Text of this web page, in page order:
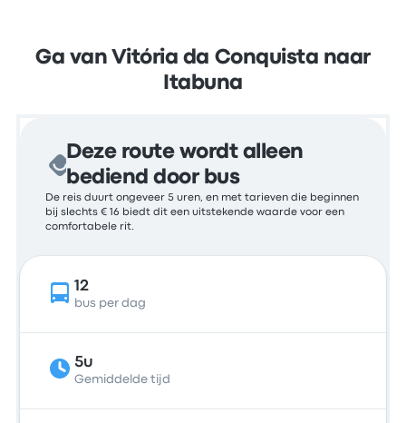
Ga van Vitória da Conquista naar
Itabuna
Deze route wordt alleen
bediend door bus
De reis duurt ongeveer 5 uren, en met tarieven die beginnen
bij slechts € 16 biedt dit een uitstekende waarde voor een
comfortabele rit.
12
bus per dag
5u
Gemiddelde tijd